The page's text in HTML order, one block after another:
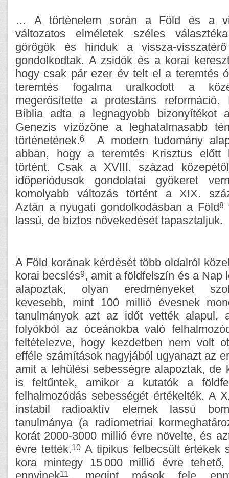
… A történelem során a Föld és a
változatos elméletek széles
görögök és hinduk a vissza-
gondolkodtak. A zsidók és a korai
hogy csak pár ezer év telt el a teremtés
teremtés fogalma uralkodott a
megerősítette a protestáns
Biblia adta a legnagyobb bizonyítékot
Genezis vízözöne a leghatalmasabb
történetének.6
A modern tudomány
abban, hogy a teremtés Krisztus előtt
történt. Csak a XVIII. század
időperiódusok gondolatai gyökeret
komolyabb változás történt a XIX.
Aztán a nyugati gondolkodásban a Föld8
lassú, de biztos növekedését tapasztaljuk.
A Föld korának kérdését több oldalról
korai becslés9, amit a földfelszín és a Nap
alapoztak, olyan eredményeket
kevesebb, mint 100 millió évesnek
tanulmányok azt az időt vették alapul,
folyókból az óceánokba való
feltételezve, hogy kezdetben nem volt
efféle számítások nagyjából ugyanazt az
amit a lehűlési sebességre alapoztak, de
is feltűntek, amikor a kutatók a
felhalmozódás sebességét értékelték. A
instabil radioaktív elemek lassú
tanulmánya (a radiometriai
korát 2000-3000 millió évre növelte, és
évre tették.10A tipikus felbecsült értékek
kora mintegy 15 000 millió évre
11